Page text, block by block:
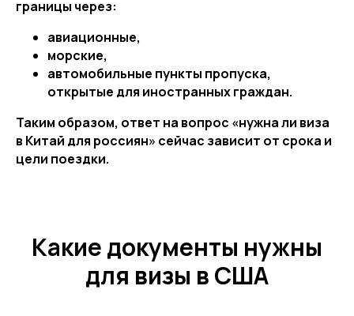
границы через:
авиационные,
морские,
автомобильные пункты пропуска,
открытые для иностранных граждан.
Таким образом, ответ на вопрос «нужна ли виза
в Китай для россиян» сейчас зависит от срока и
цели поездки.
Какие документы нужны
для визы в США